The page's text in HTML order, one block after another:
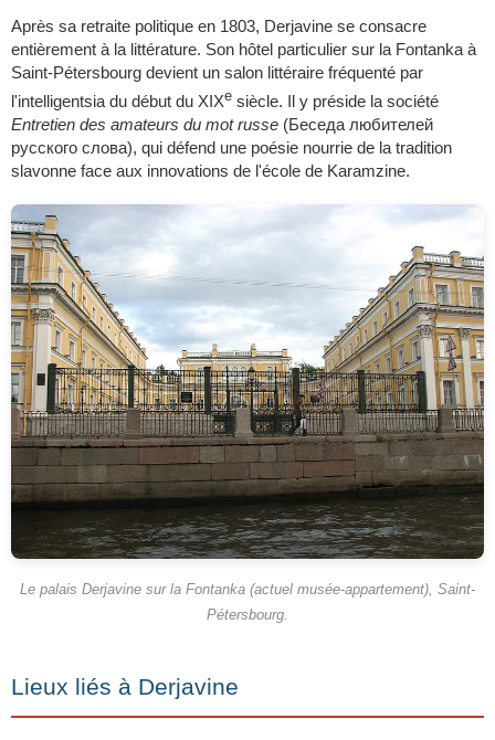
Après sa retraite politique en 1803, Derjavine se consacre
entièrement à la littérature. Son hôtel particulier sur la Fontanka à
Saint-Pétersbourg devient un salon littéraire fréquenté par
l'intelligentsia du début du XIXe siècle. Il y préside la société
Entretien des amateurs du mot russe (Беседа любителей
русского слова), qui défend une poésie nourrie de la tradition
slavonne face aux innovations de l'école de Karamzine.
Le palais Derjavine sur la Fontanka (actuel musée-appartement), Saint-
Pétersbourg.
Lieux liés à Derjavine